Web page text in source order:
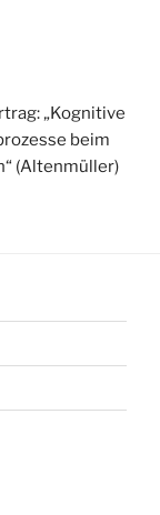
„Kognitive
beim
(Altenmüller)